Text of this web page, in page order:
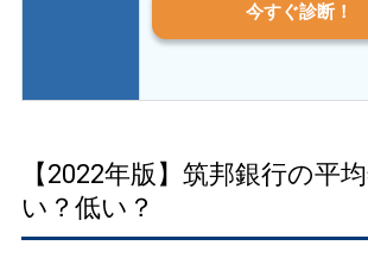
今すぐ診断！
【2022年版】筑邦銀行の平
い？低い？